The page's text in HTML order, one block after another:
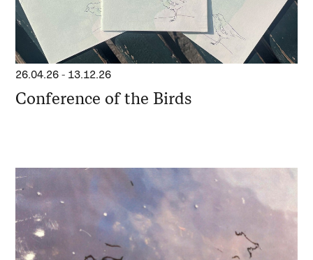
26.04.26 - 13.12.26
Conference of the Birds